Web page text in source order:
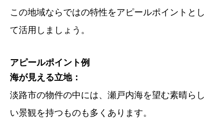
この地域ならではの特性をアピールポイントとし
て活用しましょう。
アピールポイント例
海が見える立地：
淡路市の物件の中には、瀬戸内海を望む素晴らし
い景観を持つものも多くあります。